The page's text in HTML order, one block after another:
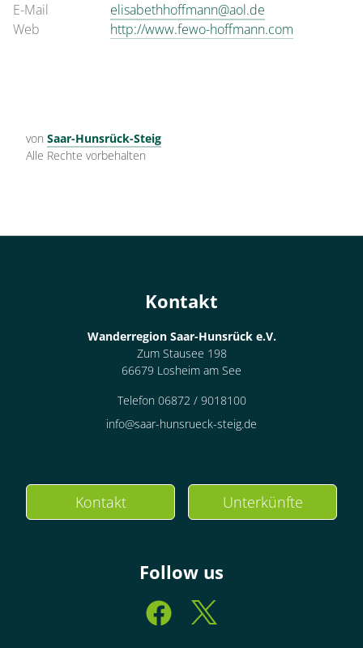
E-Mail
elisabethhoffmann@aol.de
Web
http://www.fewo-hoffmann.com
von Saar-Hunsrück-Steig
Alle Rechte vorbehalten
Kontakt
Wanderregion Saar-Hunsrück e.V.
Zum Stausee 198
66679 Losheim am See
Telefon 06872 / 9018100
info@saar-hunsrueck-steig.de
Kontakt Unterkünfte
Follow us